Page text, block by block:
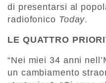
di presentarsi al
radiofonico Today.
LE QUATTRO
“Nei miei 34 anni
un cambiamento